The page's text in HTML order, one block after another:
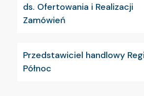
ds. Ofertowania i Realizacji
Zamówień
Przedstawiciel handlowy
Północ